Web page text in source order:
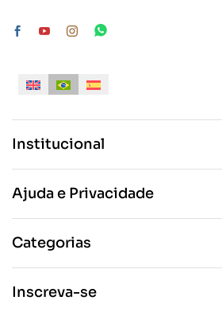
Institucional
Ajuda e Privacidade
Categorias
Inscreva-se